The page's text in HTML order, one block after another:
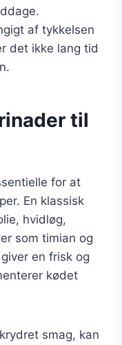
af tykkelsen
det ikke lang tid
til
for at
En klassisk
hvidløg,
som timian og
en frisk og
kødet
smag, kan